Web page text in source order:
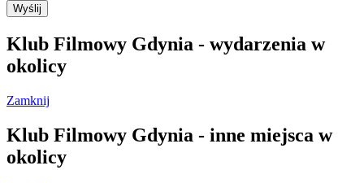
Wyślij
Klub Filmowy Gdynia - wydarzenia w
okolicy
Zamknij
Klub Filmowy Gdynia - inne miejsca w
okolicy